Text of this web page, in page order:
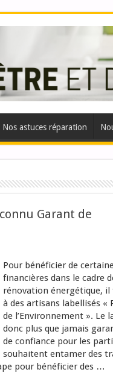
Nos astuces réparation
Garant de
Pour bénéficier de
financières dans le cadre
rénovation énergétique, il
à des artisans labellisés «
de l’Environnement ». Le
donc plus que jamais
de confiance pour les
souhaitent entamer des
pour bénéficier des …